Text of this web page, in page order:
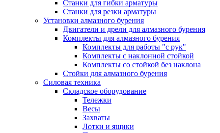
Станки для гибки арматуры
Станки для резки арматуры
Установки алмазного бурения
Двигатели и дрели для алмазного бурения
Комплекты для алмазного бурения
Комплекты для работы "с рук"
Комплекты с наклонной стойкой
Комплекты со стойкой без наклона
Стойки для алмазного бурения
Силовая техника
Складское оборудование
Тележки
Весы
Захваты
Лотки и ящики